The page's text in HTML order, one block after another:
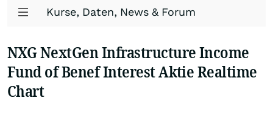
Kurse, Daten, News & Forum
NXG NextGen Infrastructure Income
Fund of Benef Interest Aktie Realtime
Chart